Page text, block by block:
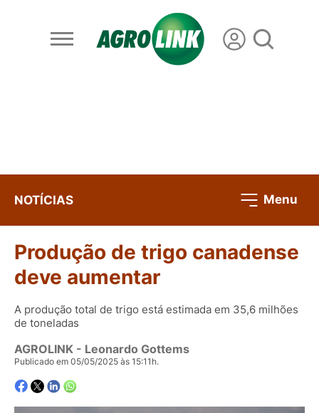
NOTÍCIAS Menu
Produção de trigo canadense
deve aumentar
A produção total de trigo está estimada em 35,6 milhões
de toneladas
AGROLINK - Leonardo Gottems
Publicado em 05/05/2025 às 15:11h.